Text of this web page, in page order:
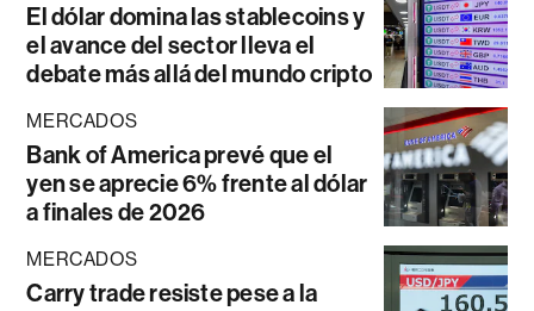
El dólar domina las stablecoins y
el avance del sector lleva el
debate más allá del mundo cripto
MERCADOS
Bank of America prevé que el
yen se aprecie 6% frente al dólar
a finales de 2026
MERCADOS
Carry trade resiste pese a la